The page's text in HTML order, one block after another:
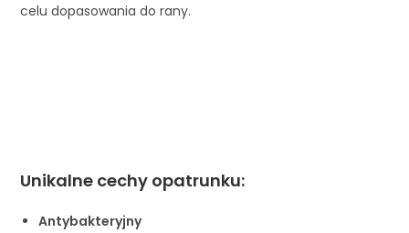
celu dopasowania do rany.
Unikalne cechy opatrunku:
Antybakteryjny